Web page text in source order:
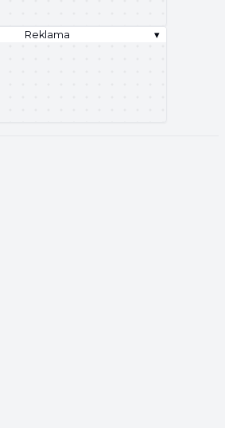
Reklama ▾